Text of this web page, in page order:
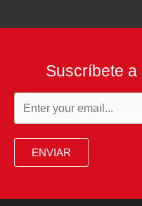
dientes
eléctricos
Suscríbete
ENVIAR